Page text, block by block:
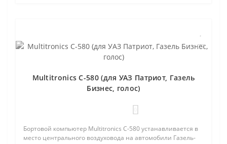
Multitronics C-580 (для УАЗ Патриот, Газель
Бизнес, голос)
Бортовой компьютер Multitronics C-580 устанавливается в
место центрального воздуховода на автомобили Газель-